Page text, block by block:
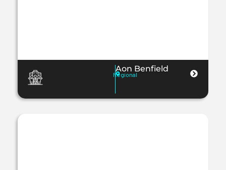
Aon Benfield
Regional